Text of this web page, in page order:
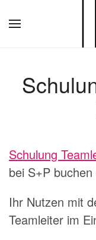
Hauptinhalt
Schulung
bei S+P
Ihr Nutzen mit
Teamleiter im